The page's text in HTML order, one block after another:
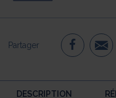
Partager
DESCRIPTION